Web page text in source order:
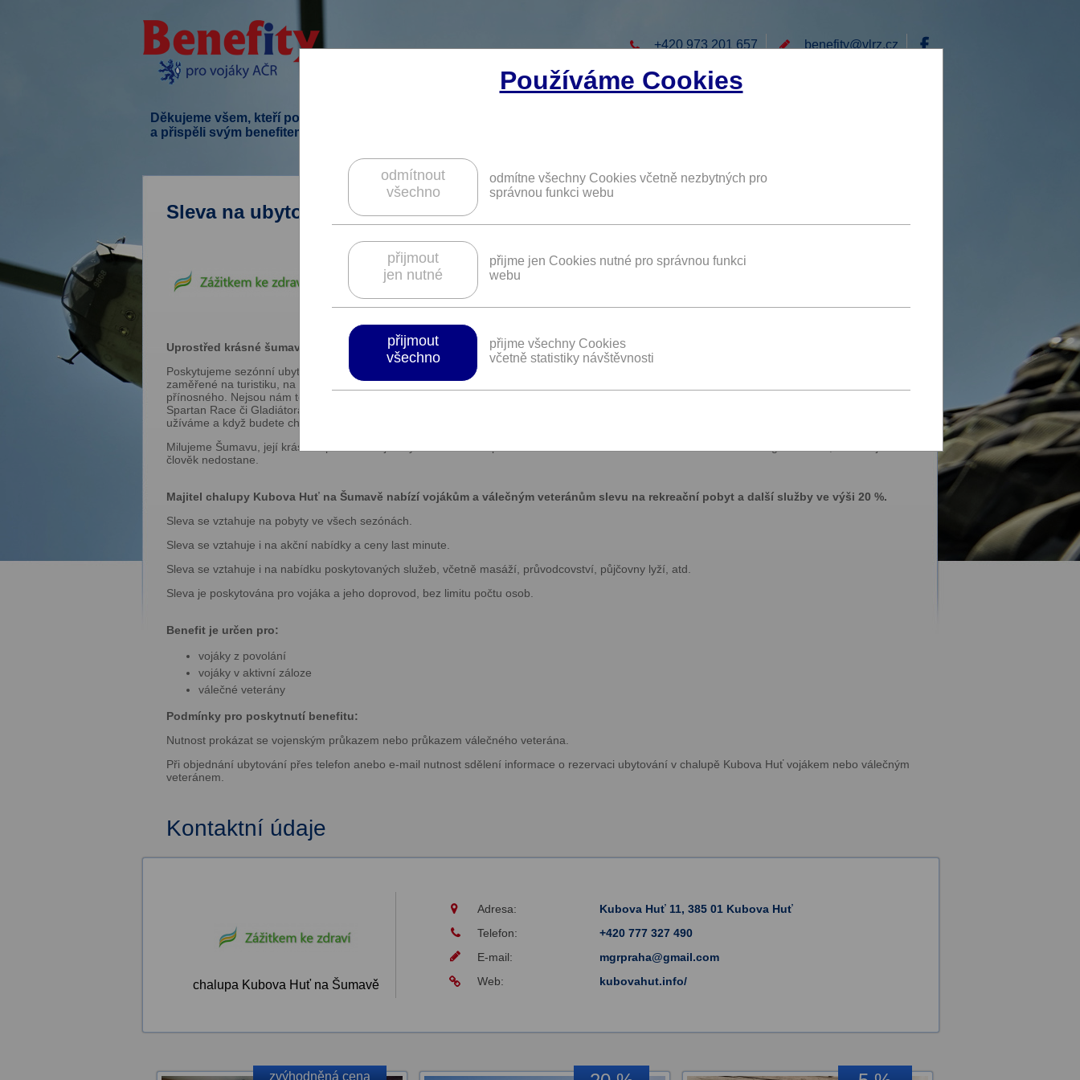
+420 973 201 657 benefity@vlrz.cz
Děkujeme všem, kteří podpořili tento projekt
a přispěli svým benefitem.
Používáme Cookies
odmítnout
všechno
odmítne všechny Cookies včetně nezbytných pro
správnou funkci webu
přijmout
jen nutné
přijme jen Cookies nutné pro správnou funkci
webu
přijmout
všechno
přijme všechny Cookies
včetně statistiky návštěvnosti
Sleva na ubytování a služby v chalupě Kubova Huť na Šumavě.
Platnost není časově omezena.
Uprostřed krásné šumavské přírody lze odpočívat i čerpat novou energii a posilovat své zdraví.
Poskytujeme sezónní ubytování – léto – zima, v klidné chalupě s kapacitou maximálně pro 10 osob. K tomu nabízíme zážitkové programy,
zaměřené na turistiku, na vodáky, na cyklisty, na lyžaře i Ski Alpinisty, na ty z vás, kteří chtějí stále zkoušet něco nového, zajímavého a zdraví
přínosného. Nejsou nám tedy cizí ani Bosoboty, koupání v zimě „pod ledem“, běhání po lese i v náročnějším terénu, všestranný trénink na závod
Spartan Race či Gladiátora, anebo zimní bivakování na sněhu. Máme také rádi Wima Hofa a jeho systém otužování. To všechno si stále pěkně
užíváme a když budete chtít, tak vás dokážeme do těchto aktivit i zasvětit.
Milujeme Šumavu, její krásnou přírodu s tajemnými zákoutími a proto vás dokážeme zavést i na taková nádherná a magická místa, kam se jen tak
člověk nedostane.
Majitel chalupy Kubova Huť na Šumavě nabízí vojákům a válečným veteránům slevu na rekreační pobyt a další služby ve výši 20 %.
Sleva se vztahuje na pobyty ve všech sezónách.
Sleva se vztahuje i na akční nabídky a ceny last minute.
Sleva se vztahuje i na nabídku poskytovaných služeb, včetně masáží, průvodcovství, půjčovny lyží, atd.
Sleva je poskytována pro vojáka a jeho doprovod, bez limitu počtu osob.
Benefit je určen pro:
vojáky z povolání
vojáky v aktivní záloze
válečné veterány
Podmínky pro poskytnutí benefitu:
Nutnost prokázat se vojenským průkazem nebo průkazem válečného veterána.
Při objednání ubytování přes telefon anebo e-mail nutnost sdělení informace o rezervaci ubytování v chalupě Kubova Huť vojákem nebo válečným
veteránem.
Kontaktní údaje
chalupa Kubova Huť na Šumavě
Adresa:
Kubova Huť 11, 385 01 Kubova Huť
Telefon:
+420 777 327 490
E-mail:
mgrpraha@gmail.com
Web:
kubovahut.info/
zvýhodněná cena